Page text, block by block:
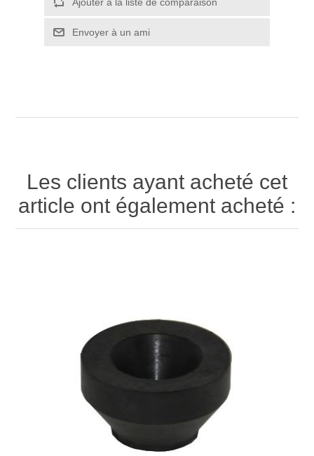
Envoyer à un ami
Les clients ayant acheté cet
article ont également acheté :